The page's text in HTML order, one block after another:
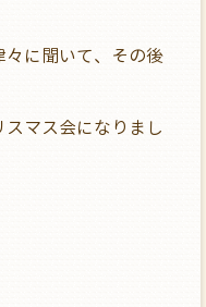
に聞いて、その後
マス会になりまし